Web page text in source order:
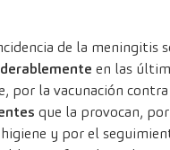
de la meningitis
en las
por la vacunación
que la provocan,
y por el